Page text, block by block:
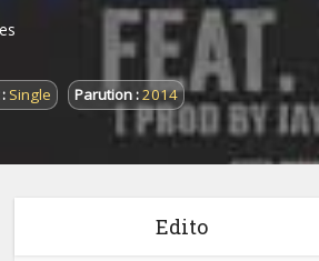
Single Parution :2014
Edito